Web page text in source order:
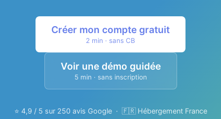
Créer mon compte gratuit
2 min · sans CB
Voir une démo guidée
5 min · sans inscription
⭐ 4,9 / 5 sur 250 avis Google · 🇫🇷 Hébergement France